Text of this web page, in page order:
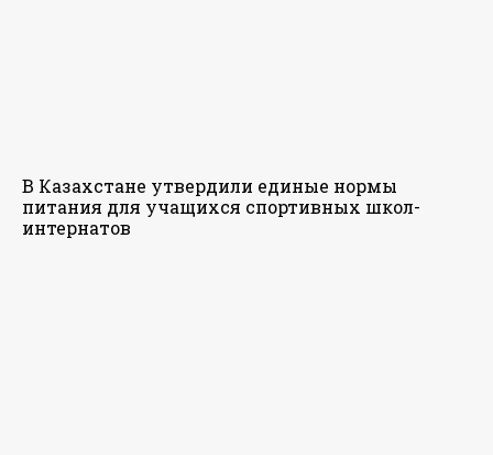
В Казахстане утвердили единые нормы
питания для учащихся спортивных школ-
интернатов